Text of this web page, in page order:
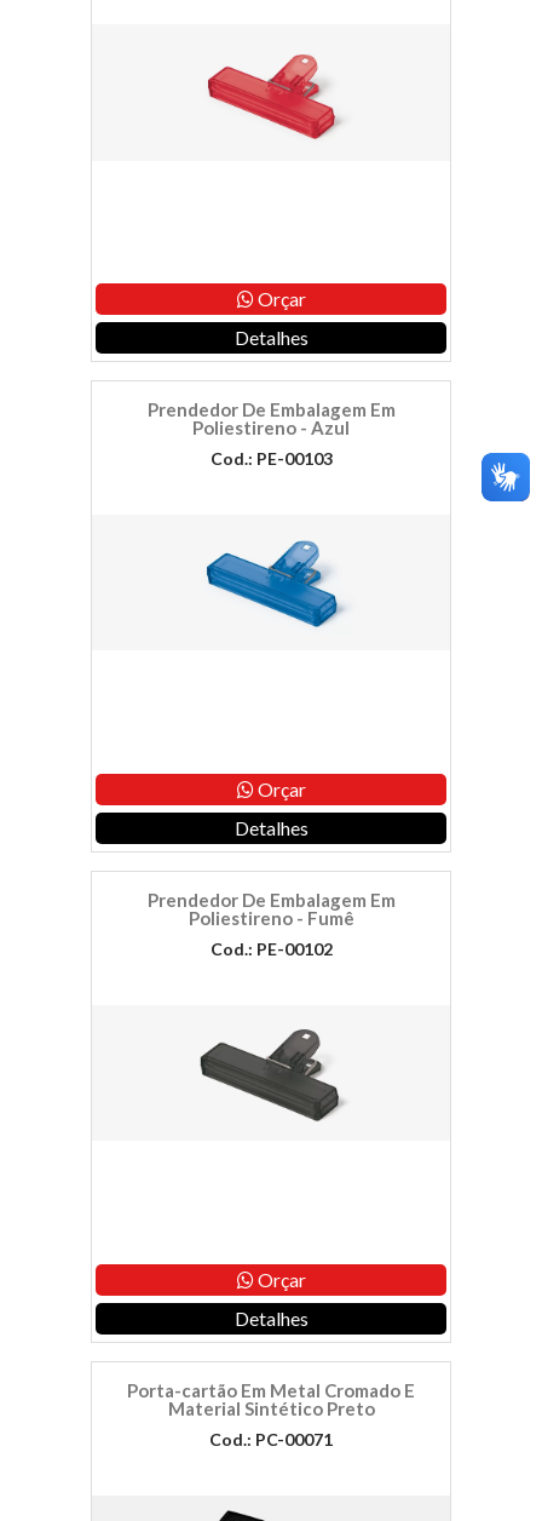
Orçar
Detalhes
Prendedor De Embalagem Em
Poliestireno - Azul
Cod.: PE-00103
Orçar
Detalhes
Prendedor De Embalagem Em
Poliestireno - Fumê
Cod.: PE-00102
Orçar
Detalhes
Porta-cartão Em Metal Cromado E
Material Sintético Preto
Cod.: PC-00071